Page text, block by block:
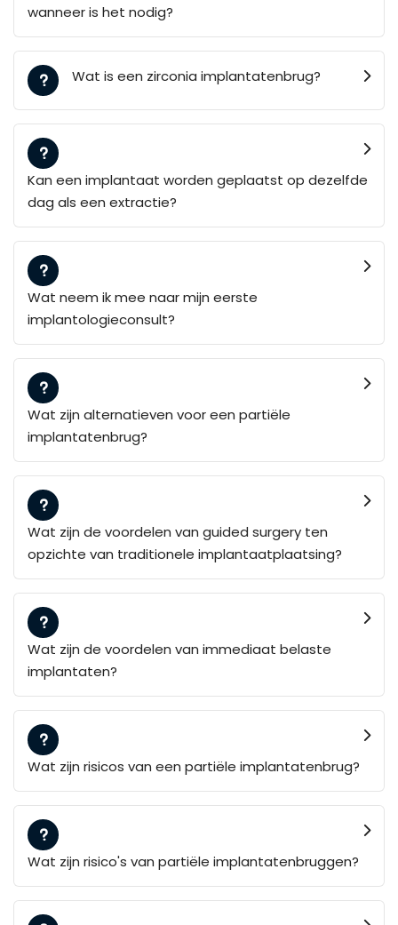
wanneer is het nodig?
Wat is een zirconia implantatenbrug?
Kan een implantaat worden geplaatst op dezelfde
dag als een extractie?
Wat neem ik mee naar mijn eerste
implantologieconsult?
Wat zijn alternatieven voor een partiële
implantatenbrug?
Wat zijn de voordelen van guided surgery ten
opzichte van traditionele implantaatplaatsing?
Wat zijn de voordelen van immediaat belaste
implantaten?
Wat zijn risicos van een partiële implantatenbrug?
Wat zijn risico's van partiële implantatenbruggen?